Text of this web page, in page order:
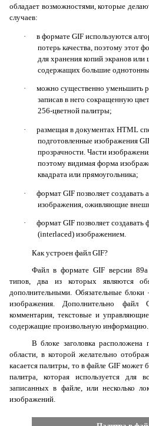
обладает возможностями, которые
случаев:
·
в формате GIF используются
потерь качества, поэтому этот
для хранения копий экранов
содержащих большие
·
можно существенно уменьшить
записав в него сокращенную
256-цветной палитры;
·
размещая в документах HTML
подготовленные изображения
прозрачности. Части
поэтому видимая форма
квадрата или прямоугольника;
·
формат GIF позволяет
изображения, оживляющие
·
формат GIF позволяет
(interlaced) изображением.
Как устроен файл GIF?
Файл в формате GIF версии 89a
типов, два из которых являются
дополнительными. Обязательные
изображения. Дополнительно
комментария, текстовые и
содержащие произвольную информацию.
В блоке заголовка расположена
области, в которой желательно
касается палитры, то в файле GIF может
палитра, которая используется для
записанных в файле, или несколько
изображений.